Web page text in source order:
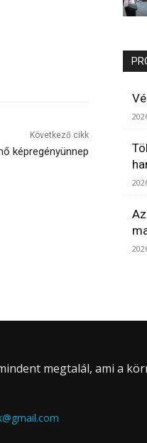
Következő cikk
képregényünnep
megtalál, ami a